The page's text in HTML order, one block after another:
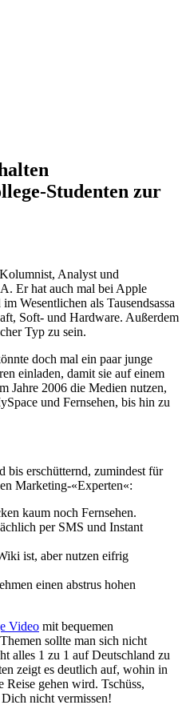
Studenten zur
Analyst und
Er hat auch mal bei Apple
Wesentlichen als Tausendsassa
Soft- und Hardware. Außerdem
Typ zu sein.
doch mal ein paar junge
einladen, damit sie auf einem
Jahre 2006 die Medien nutzen,
und Fernsehen, bis hin zu
bis erschütternd, zumindest für
Marketing-«Experten«:
kaum noch Fernsehen.
per SMS und Instant
ist, aber nutzen eifrig
einen abstrus hohen
Video mit bequemen
sollte man sich nicht
alles 1 zu 1 auf Deutschland zu
zeigt es deutlich auf, wohin in
Reise gehen wird. Tschüss,
nicht vermissen!